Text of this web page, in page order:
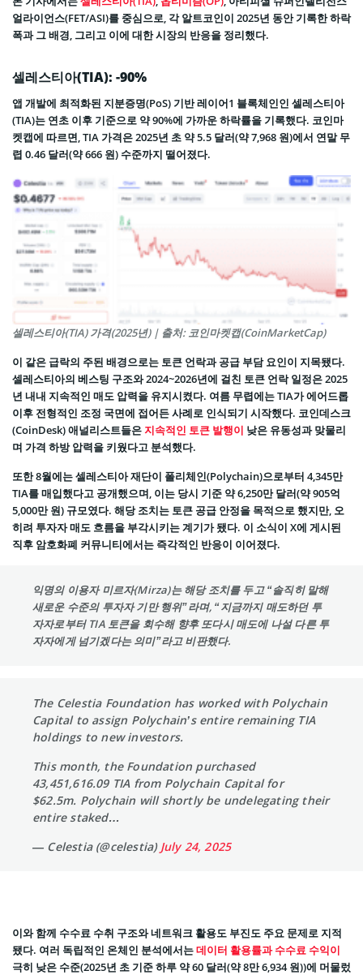
얼라이언스(FET/ASI)를 중심으로, 각 알트코인이 2025년 동안 기록한 하락
폭과 그 배경, 그리고 이에 대한 시장의 반응을 정리했다.
셀레스티아(TIA): -90%
앱 개발에 최적화된 지분증명(PoS) 기반 레이어1 블록체인인 셀레스티아
(TIA)는 연초 이후 기준으로 약 90%에 가까운 하락률을 기록했다. 코인마
켓캡에 따르면, TIA 가격은 2025년 초 약 5.5 달러(약 7,968 원)에서 연말 무
렵 0.46 달러(약 666 원) 수준까지 떨어졌다.
셀레스티아(TIA) 가격(2025년) | 출처: 코인마켓캡(CoinMarketCap)
이 같은 급락의 주된 배경으로는 토큰 언락과 공급 부담 요인이 지목됐다.
셀레스티아의 베스팅 구조와 2024~2026년에 걸친 토큰 언락 일정은 2025
년 내내 지속적인 매도 압력을 유지시켰다. 여름 무렵에는 TIA가 에어드롭
이후 전형적인 조정 국면에 접어든 사례로 인식되기 시작했다. 코인데스크
(CoinDesk) 애널리스트들은지속적인 토큰 발행이 낮은 유동성과 맞물리
며 가격 하방 압력을 키웠다고 분석했다.
또한 8월에는 셀레스티아 재단이 폴리체인(Polychain)으로부터 4,345만
TIA를 매입했다고 공개했으며, 이는 당시 기준 약 6,250만 달러(약 905억
5,000만 원) 규모였다. 해당 조치는 토큰 공급 안정을 목적으로 했지만, 오
히려 투자자 매도 흐름을 부각시키는 계기가 됐다. 이 소식이 X에 게시된
직후 암호화폐 커뮤니티에서는 즉각적인 반응이 이어졌다.
익명의 이용자 미르자(Mirza)는 해당 조치를 두고 “솔직히 말해
새로운 수준의 투자자 기만 행위”라며, “지금까지 매도하던 투
자자로부터 TIA 토큰을 회수해 향후 또다시 매도에 나설 다른 투
자자에게 넘기겠다는 의미”라고 비판했다.
The Celestia Foundation has worked with Polychain
Capital to assign Polychain’s entire remaining TIA
holdings to new investors.
This month, the Foundation purchased
43,451,616.09 TIA from Polychain Capital for
$62.5m. Polychain will shortly be undelegating their
entire staked…
— Celestia (@celestia) July 24, 2025
이와 함께 수수료 수취 구조와 네트워크 활용도 부진도 주요 문제로 지적
됐다. 여러 독립적인 온체인 분석에서는데이터 활용률과 수수료 수익이
극히 낮은 수준(2025년 초 기준 하루 약 60 달러(약 8만 6,934 원))에 머물렀